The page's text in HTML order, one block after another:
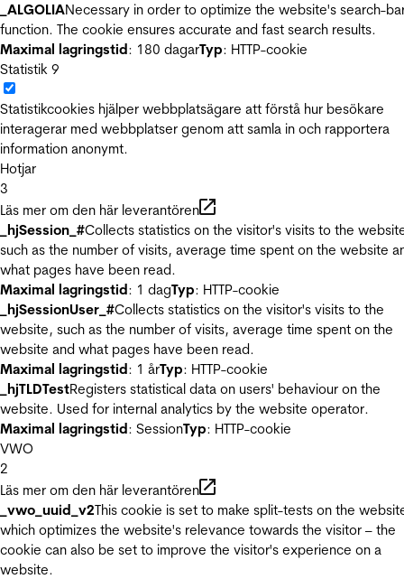
_ALGOLIANecessary in order to optimize the website's search-
function. The cookie ensures accurate and fast search results.
Maximal lagringstid: 180 dagarTyp: HTTP-cookie
Statistik 9
Statistikcookies hjälper webbplatsägare att förstå hur besökare
interagerar med webbplatser genom att samla in och rapportera
information anonymt.
Hotjar
3
Läs mer om den här leverantören
_hjSession_#Collects statistics on the visitor's visits to the
such as the number of visits, average time spent on the website
what pages have been read.
Maximal lagringstid: 1 dagTyp: HTTP-cookie
_hjSessionUser_#Collects statistics on the visitor's visits to the
website, such as the number of visits, average time spent on the
website and what pages have been read.
Maximal lagringstid: 1 årTyp: HTTP-cookie
_hjTLDTestRegisters statistical data on users' behaviour on the
website. Used for internal analytics by the website operator.
Maximal lagringstid: SessionTyp: HTTP-cookie
VWO
2
Läs mer om den här leverantören
_vwo_uuid_v2This cookie is set to make split-tests on the
which optimizes the website's relevance towards the visitor – the
cookie can also be set to improve the visitor's experience on a
website.